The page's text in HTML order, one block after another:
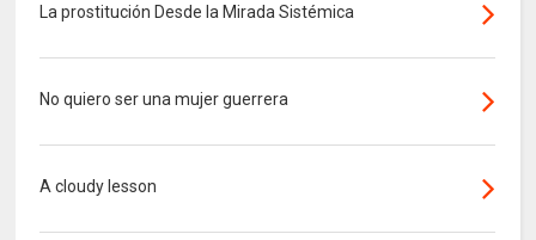
La prostitución Desde la Mirada Sistémica
No quiero ser una mujer guerrera
A cloudy lesson